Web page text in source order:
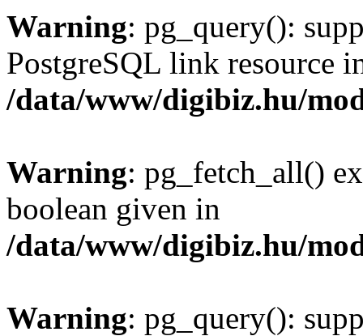
Warning: pg_query():
PostgreSQL link resource
/data/www/digibiz.hu/
Warning: pg_fetch_all()
boolean given in
/data/www/digibiz.hu/
Warning: pg_query():